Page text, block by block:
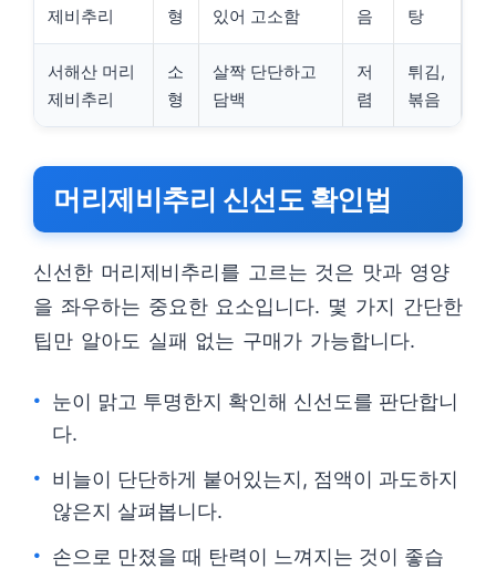
제비추리
형
있어 고소함
음
탕
서해산 머리
제비추리
소
형
살짝 단단하고
담백
저
렴
튀김,
볶음
머리제비추리 신선도 확인법
신선한 머리제비추리를 고르는 것은 맛과 영양
을 좌우하는 중요한 요소입니다. 몇 가지 간단한
팁만 알아도 실패 없는 구매가 가능합니다.
눈이 맑고 투명한지 확인해 신선도를 판단합니
다.
비늘이 단단하게 붙어있는지, 점액이 과도하지
않은지 살펴봅니다.
손으로 만졌을 때 탄력이 느껴지는 것이 좋습